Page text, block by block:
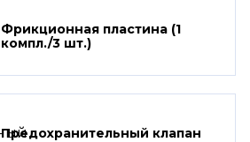
Фрикционная пластина (1
компл./3 шт.)
Предохранительный клапан